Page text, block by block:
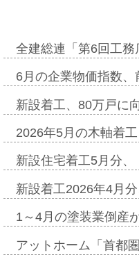
全建総連「第6回工
6月の企業物価指数
新設着工、80万戸に
2026年5月の木軸着
新設住宅着工5月分
新設着工2026年4月
1～4月の塗装業倒産
アットホーム「首都